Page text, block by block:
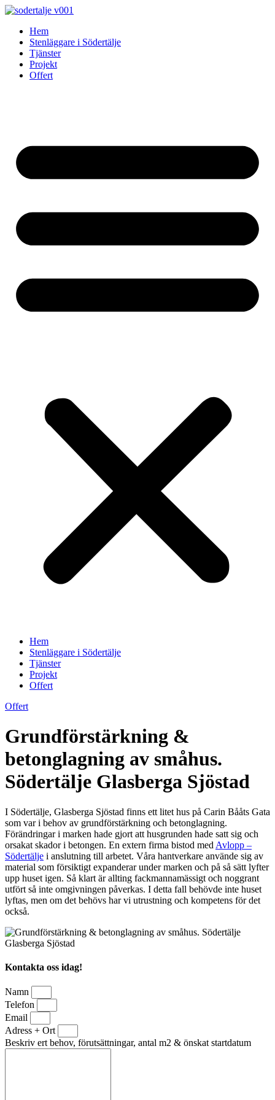
Skip
contentHem
Stenläggare i Södertälje
Tjänster
Projekt
Offert
Hem
Stenläggare i Södertälje
Tjänster
Projekt
Offert
Offert
Grundförstärkning &
betonglagning av småhus.
Södertälje Glasberga Sjöstad
I Södertälje, Glasberga Sjöstad finns ett litet hus på Carin Bååts Gata
som var i behov av grundförstärkning och betonglagning.
Förändringar i marken hade gjort att husgrunden hade satt sig och
orsakat skador i betongen. En extern firma bistod med Avlopp –
Södertälje i anslutning till arbetet. Våra hantverkare använde sig av
material som försiktigt expanderar under marken och på så sätt lyfter
upp huset igen. Så klart är allting fackmannamässigt och noggrant
utfört så inte omgivningen påverkas. I detta fall behövde inte huset
lyftas, men om det behövs har vi utrustning och kompetens för det
också.
Kontakta oss idag!
Namn
Telefon
Email
Adress + Ort
Beskriv ert behov, förutsättningar, antal m2 & önskat startdatum